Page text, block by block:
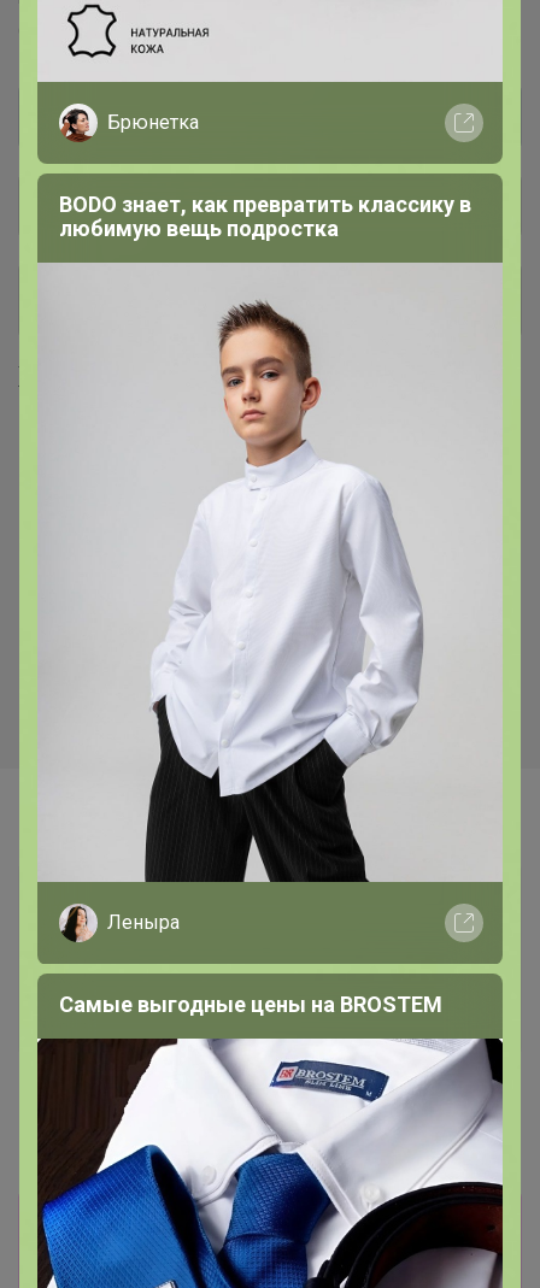
Общий каталог
Чеснок озимый
Семко™
Сибирский Сад™
Хиты продаж
Чеснок Добрыня озимый (4-
128р
Чеснок Любаша озимый (4-
6см) фас 250гр
Самые желанные
Чеснок Антошка озимый (4-
6см) фас 250гр
128р
Чеснок Добрыня озимый (4-
6см) фас 250гр
Информация о заказах доступна
лишь членам клуба
Брюнетка
BODO знает, как превратить классику в
любимую вещь подростка
Леныра
Самые выгодные цены на BROSTEM